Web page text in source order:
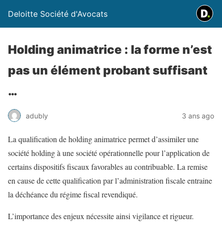
Deloitte Société d'Avocats
Holding animatrice : la forme n’est
pas un élément probant suffisant
…
adubly 3 ans ago
La qualification de holding animatrice permet d’assimiler une
société holding à une société opérationnelle pour l’application de
certains dispositifs fiscaux favorables au contribuable. La remise
en cause de cette qualification par l’administration fiscale entraine
la déchéance du régime fiscal revendiqué.
L’importance des enjeux nécessite ainsi vigilance et rigueur.